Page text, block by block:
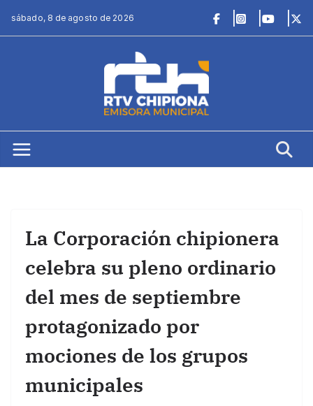
sábado, 8 de agosto de 2026
La Corporación chipionera
celebra su pleno ordinario
del mes de septiembre
protagonizado por
mociones de los grupos
municipales